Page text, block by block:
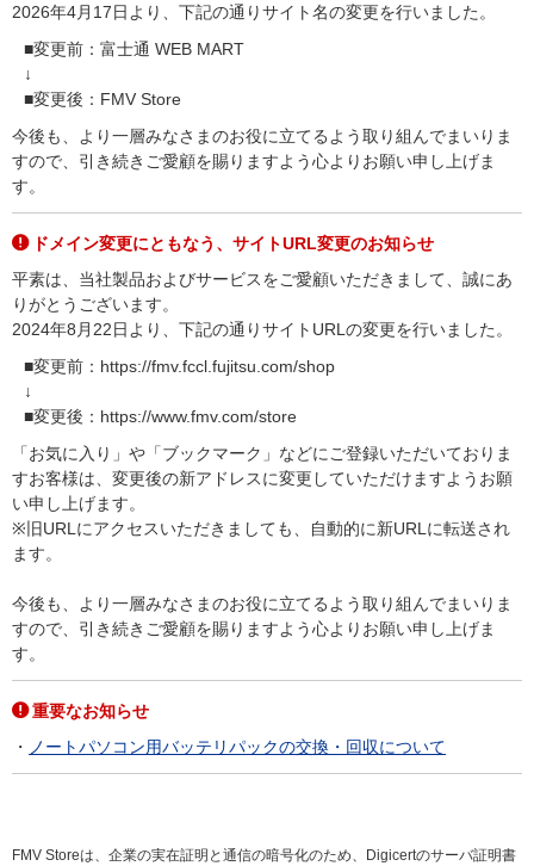
2026年4月17日より、下記の通りサイト名の変更を行いました。
■変更前：富士通 WEB MART
↓
■変更後：FMV Store
今後も、より一層みなさまのお役に立てるよう取り組んでまいりま
すので、引き続きご愛顧を賜りますよう心よりお願い申し上げま
す。
ドメイン変更にともなう、サイトURL変更のお知らせ
平素は、当社製品およびサービスをご愛顧いただきまして、誠にあ
りがとうございます。
2024年8月22日より、下記の通りサイトURLの変更を行いました。
■変更前：https://fmv.fccl.fujitsu.com/shop
↓
■変更後：https://www.fmv.com/store
「お気に入り」や「ブックマーク」などにご登録いただいておりま
すお客様は、変更後の新アドレスに変更していただけますようお願
い申し上げます。
※旧URLにアクセスいただきましても、自動的に新URLに転送され
ます。
今後も、より一層みなさまのお役に立てるよう取り組んでまいりま
すので、引き続きご愛顧を賜りますよう心よりお願い申し上げま
す。
重要なお知らせ
ノートパソコン用バッテリパックの交換・回収について
FMV Storeは、企業の実在証明と通信の暗号化のため、Digicertのサーバ証明書